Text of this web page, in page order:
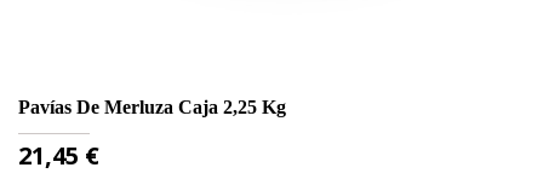
Pavías De Merluza Caja 2,25 Kg
Precio
21,45 €